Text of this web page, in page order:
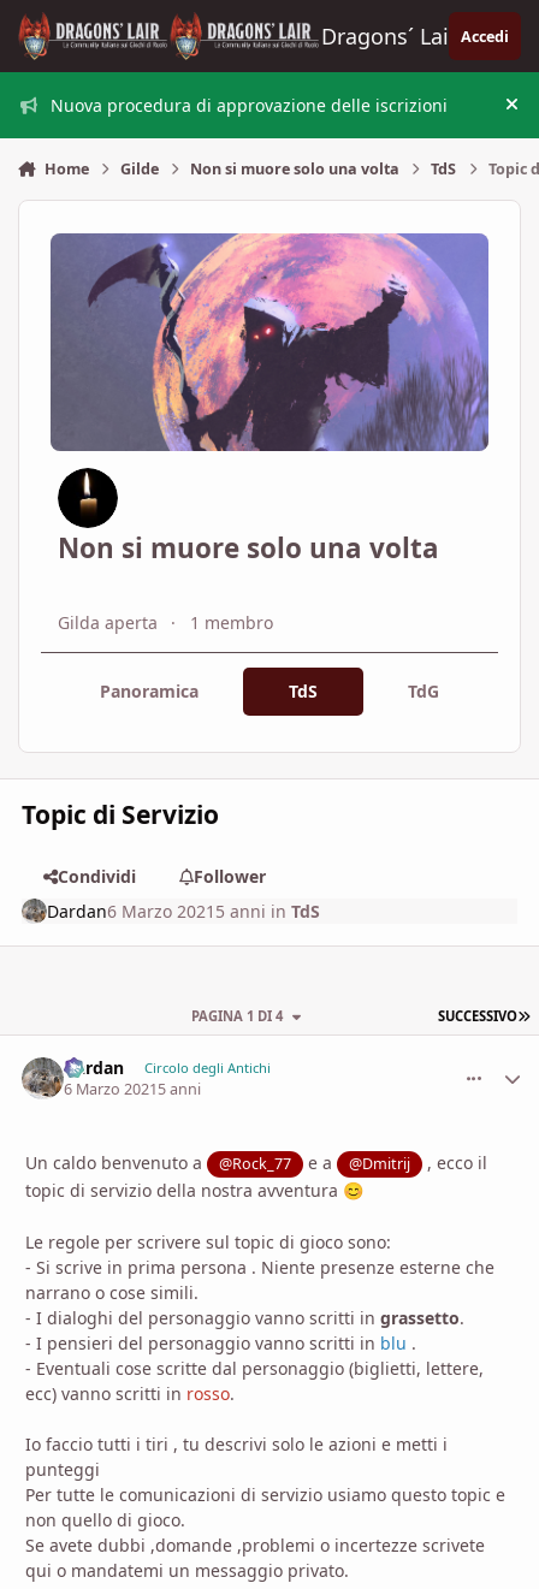
Vai al contenuto
Dragons´ Lair Accedi
Nuova procedura di approvazione delle iscrizioni
Home Gilde Non si muore solo una volta TdS Topic
Non si muore solo una volta
Gilda aperta 1 membro
Panoramica TdS TdG
Topic di Servizio
Condividi
Follower
Dardan6 Marzo 2021 5 anni inTdS
SUCCESSIVO
PAGINA 1 DI 4
Dardan Circolo degli Antichi
6 Marzo 20215 anni
Un caldo benvenuto a @Rock_77 e a @Dmitrij
, ecco il
topic di servizio della nostra avventura 😊
Le regole per scrivere sul topic di gioco sono:
- Si scrive in prima persona . Niente presenze esterne che
narrano o cose simili.
- I dialoghi del personaggio vanno scritti in grassetto.
- I pensieri del personaggio vanno scritti in blu .
- Eventuali cose scritte dal personaggio (biglietti, lettere,
ecc) vanno scritti in rosso.
Io faccio tutti i tiri , tu descrivi solo le azioni e metti i
punteggi
Per tutte le comunicazioni di servizio usiamo questo topic e
non quello di gioco.
Se avete dubbi ,domande ,problemi o incertezze scrivete
qui o mandatemi un messaggio privato.